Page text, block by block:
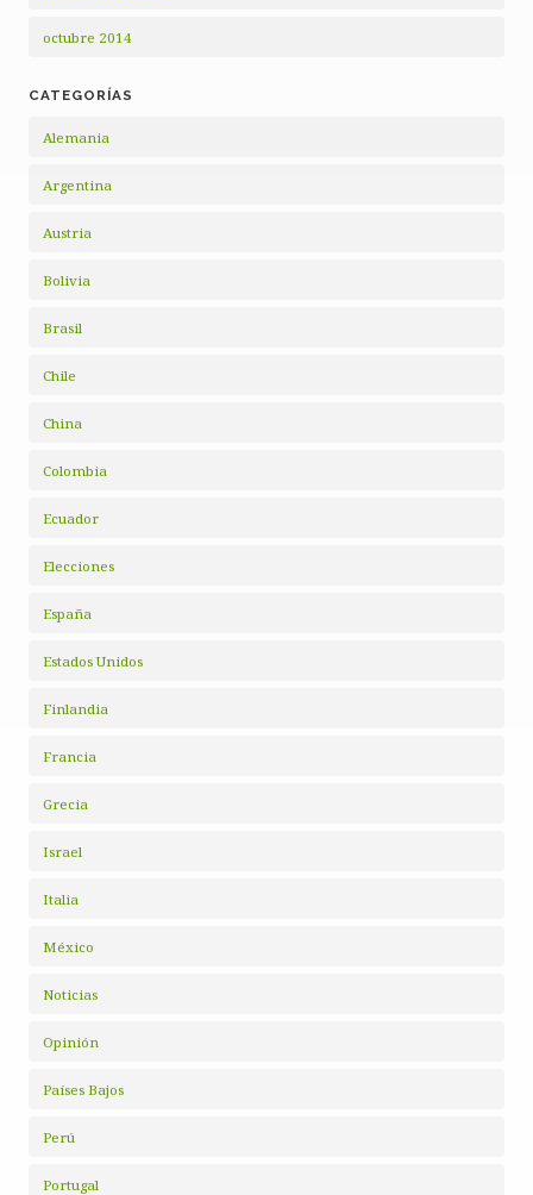
octubre 2014
CATEGORÍAS
Alemania
Argentina
Austria
Bolivia
Brasil
Chile
China
Colombia
Ecuador
Elecciones
España
Estados Unidos
Finlandia
Francia
Grecia
Israel
Italia
México
Noticias
Opinión
Países Bajos
Perú
Portugal